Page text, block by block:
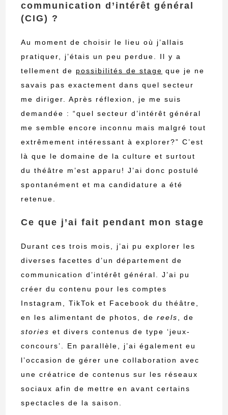
communication d’intérêt général
(CIG) ?
Au moment de choisir le lieu où j’allais
pratiquer, j’étais un peu perdue. Il y a
tellement de possibilités de stage que je ne
savais pas exactement dans quel secteur
me diriger. Après réflexion, je me suis
demandée : “quel secteur d’intérêt général
me semble encore inconnu mais malgré tout
extrêmement intéressant à explorer?” C’est
là que le domaine de la culture et surtout
du théâtre m’est apparu! J’ai donc postulé
spontanément et ma candidature a été
retenue.
Ce que j’ai fait pendant mon stage
Durant ces trois mois, j’ai pu explorer les
diverses facettes d’un département de
communication d’intérêt général. J’ai pu
créer du contenu pour les comptes
Instagram, TikTok et Facebook du théâtre,
en les alimentant de photos, dereels, de
storieset divers contenus de type ‘jeux-
concours’. En parallèle, j’ai également eu
l’occasion de gérer une collaboration avec
une créatrice de contenus sur les réseaux
sociaux afin de mettre en avant certains
spectacles de la saison.